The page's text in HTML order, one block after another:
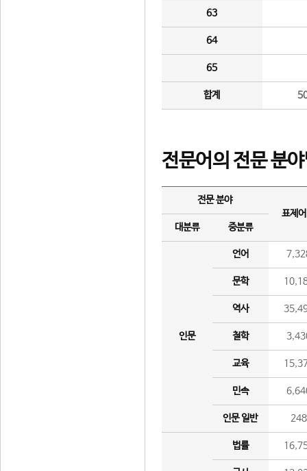
63
64
65
합계
전문어의 전문 분
전문 분야
표제
대분류
중분류
인문
언어
문학
역사
철학
교육
민속
인문 일반 248
법률